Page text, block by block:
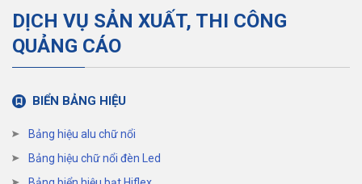
DỊCH VỤ SẢN XUẤT, THI CÔNG
QUẢNG CÁO
BIỂN BẢNG HIỆU
Bảng hiệu alu chữ nổi
Bảng hiệu chữ nổi đèn Led